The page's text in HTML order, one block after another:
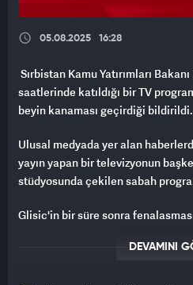
05.08.2025 16:28
Sırbistan Kamu Yatırımları
saatlerinde katıldığı bir TV
beyin kanaması geçirdiği bildirildi.
Ulusal medyada yer alan
yayın yapan bir televizyonun
stüdyosunda çekilen sabah
Glisic'in bir süre sonra
DEVAMINI